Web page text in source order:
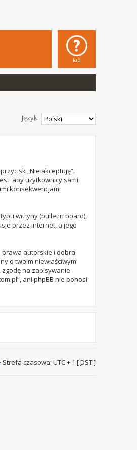
faq
Język:
„Nie akceptuję”.
aby użytkownicy sami
konsekwencjami
typu witryny (bulletin board),
przez internet, a jego
prawa autorskie i dobra
o twoim niewłaściwym
zgodę na zapisywanie
ani phpBB nie ponosi
Strefa czasowa: UTC + 1 [DST]